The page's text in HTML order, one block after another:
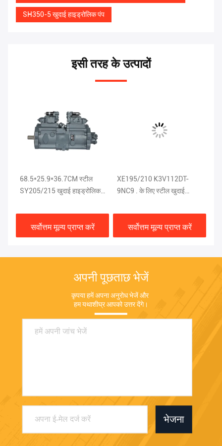
SH350-5 खुदाई हाइड्रोलिक पंप
इसी तरह के उत्पादों
68.5*25.9*36.7CM स्टील
SY205/215 खुदाई हाइड्रोलिक
सर्वोत्तम मूल्य प्राप्त करें
XE195/210 K3V112DT-
9NC9 . के लिए स्टील खुदाई
सर्वोत्तम मूल्य प्राप्त करें
अपनी पूछताछ भेजें
कृपया हमें अपना अनुरोध भेजें और
हम यथाशीघ्र आपको उत्तर देंगे।
भेजना